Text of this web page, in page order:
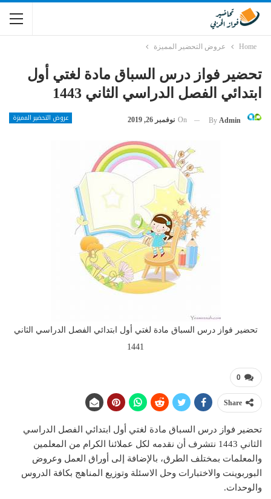
Home عروض التحضير المميزة
تحضير فواز درس السباق مادة لغتي أول
ابتدائي الفصل الدراسي الثاني 1443
عروض التحضير المميزة By Admin
On نوفمبر 26, 2019
تحضير فواز درس السباق مادة لغتي أول ابتدائي الفصل الدراسي الثاني
1441
0
Share
تحضير فواز درس السباق مادة لغتي أول ابتدائي الفصل الدراسي
الثاني 1443 نتشرف أن نقدمه لكل عملائنا الكرام من المعلمين
والمعلمات بمختلف الطرق، بالإضافة إلى أوراق العمل وعروض
البوربوينت والاختبارات وحل الاسئلة وتوزيع المناهج بكافة الدروس
والوحدات.